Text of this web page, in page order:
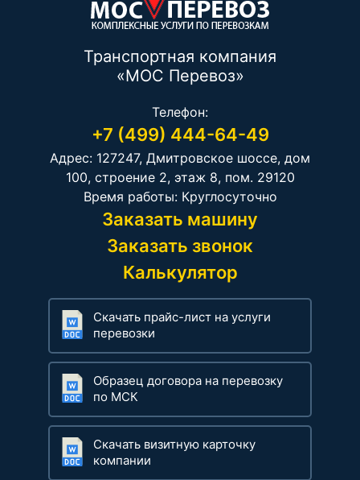
Транспортная компания
«МОС Перевоз»
Телефон:
+7 (499) 444-64-49
Адрес: 127247, Дмитровское шоссе, дом
100, строение 2, этаж 8, пом. 29120
Время работы: Круглосуточно
Заказать машину
Заказать звонок
Калькулятор
Скачать прайс-лист на услуги
перевозки
Образец договора на перевозку
по МСК
Скачать визитную карточку
компании